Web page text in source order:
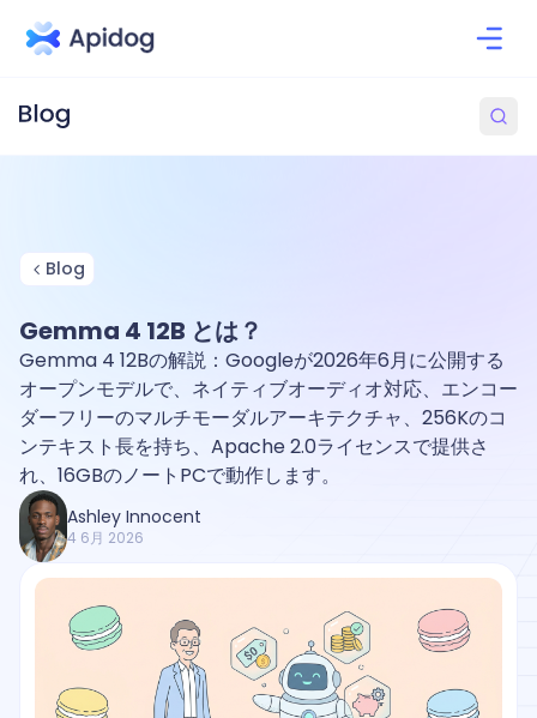
Blog
Gemma 4 12B とは？
Gemma 4 12Bの解説：Googleが2026年6月に公開する
オープンモデルで、ネイティブオーディオ対応、エンコー
ダーフリーのマルチモーダルアーキテクチャ、256Kのコ
ンテキスト長を持ち、Apache 2.0ライセンスで提供さ
れ、16GBのノートPCで動作します。
Ashley Innocent
4 6月 2026